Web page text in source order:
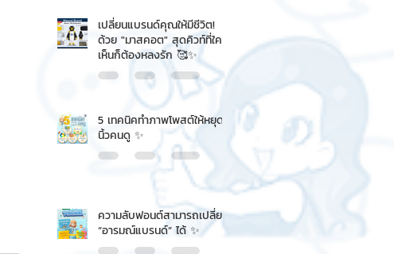
เปลี่ยนแบรนด์คุณให้มีชีวิต!
ด้วย "มาสคอต" สุดคิวท์ที่ใคร
เห็นก็ต้องหลงรัก 🥰✨
5 เทคนิคทำภาพโพสต์ให้หยุด
นิ้วคนดู ✨
ความลับฟอนต์สามารถเปลี่ยน
“อารมณ์แบรนด์” ได้ ✨